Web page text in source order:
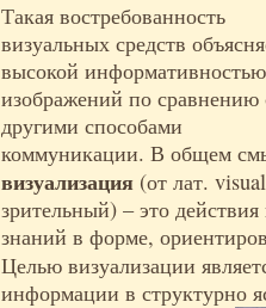
Такая востребованность
визуальных средств
высокой информативностью
изображений по сравнению
другими способами
коммуникации. В общем
визуализация (от лат.
зрительный) – это
знаний в форме,
Целью визуализации
информации в структурно